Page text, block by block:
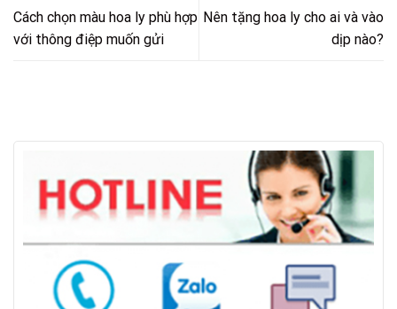
Cách chọn màu hoa ly phù hợp
với thông điệp muốn gửi
Nên tặng hoa ly cho ai và vào
dịp nào?